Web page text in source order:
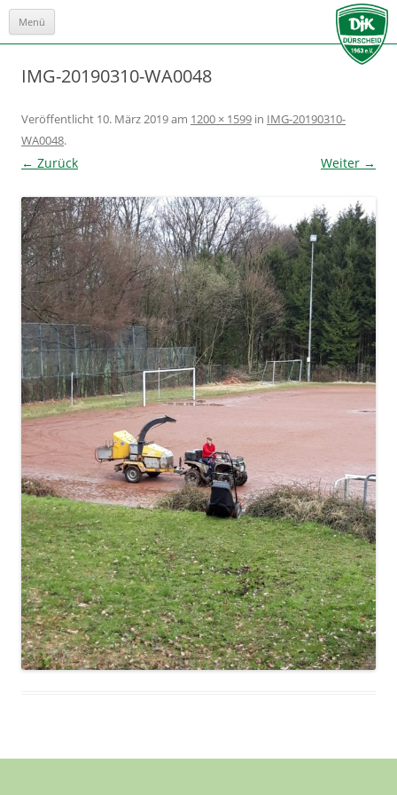
Menü
Zum
IMG-20190310-WA0048
Veröffentlicht 10. März 2019am 1200 × 1599 in IMG-20190310-
WA0048.
← Zurück Weiter →